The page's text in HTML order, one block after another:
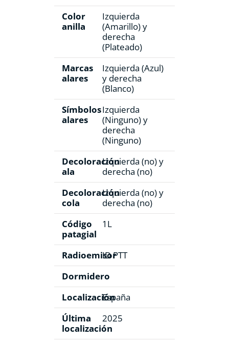
Color
anilla
Izquierda
(Amarillo) y
derecha
(Plateado)
Marcas
alares
Izquierda (Azul)
y derecha
(Blanco)
Símbolos
alares
Izquierda
(Ninguno) y
derecha
(Ninguno)
Decoloración
ala
Izquierda (no) y
derecha (no)
Decoloración
cola
Izquierda (no) y
derecha (no)
Código
patagial
1L
Radioemisor
ID PTT
Dormidero
LocalizaciónEspaña
Última
localización
2025